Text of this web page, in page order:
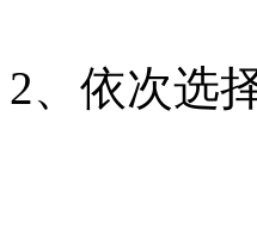
2、依次选